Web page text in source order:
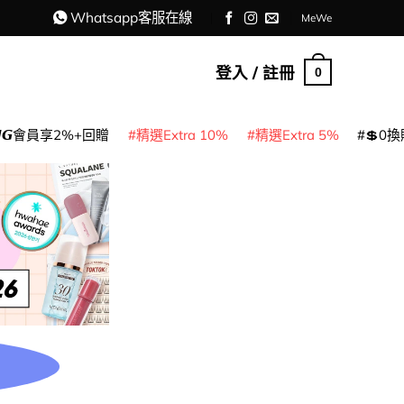
Whatsapp客服在線 MeWe
登入 / 註冊 0
員享2%+回贈 精選Extra 10% 精選Extra 5% 💲0換